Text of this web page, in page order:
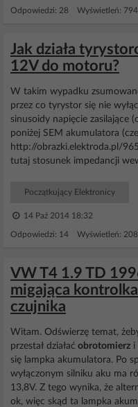
Odpowiedzi: 28 Wyświetleń:
Jak działa
12V do motoru?
W takim wypadku
przez co tyrystor się nie
sinusoidy napięcie zasilające
poniżej SEM akumulatora
http://obrazki.elektroda.pl/
tutaj stosunek impedancji
Początkujący Elektronicy
14 Paź 2014 18:32
Odpowiedzi: 14 Wyświetleń:
VW T4 1.9 TD
migająca
czujnika
Witam. Odświerzę temat,
przestał działać obrotomierz i
się lampka akumulatora. Po
wyłączonym silniku aku ma
13,8V. Z tego wynika, że
ok, więc skąd ta lampka